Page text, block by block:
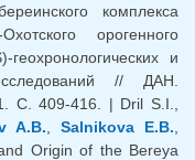
комплекса
орогенного
и
исследований // ДАН.
409-416. | Dril S.I.,
A.B. Salnikova E.B.
Origin of the Bereya